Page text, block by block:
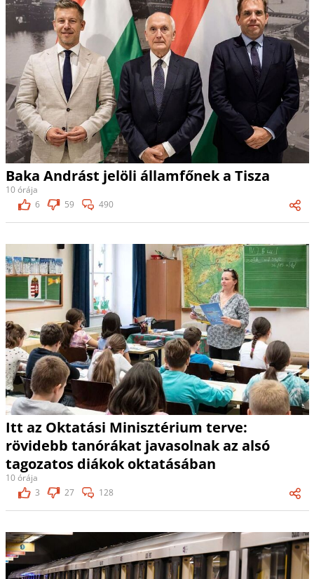
Baka Andrást jelöli államfőnek a Tisza
10 órája
6
59 490
Itt az Oktatási Minisztérium terve:
rövidebb tanórákat javasolnak az alsó
tagozatos diákok oktatásában
10 órája
3
27 128